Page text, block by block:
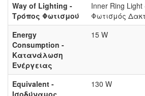
Way of Lighting -
Τρόπος Φωτισμού
Inner Ring
Φωτισμός
Energy
Consumption -
Κατανάλωση
Ενέργειας
15 W
Equivalent -
130 W